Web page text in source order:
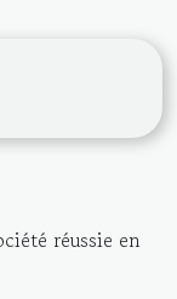
réussie en